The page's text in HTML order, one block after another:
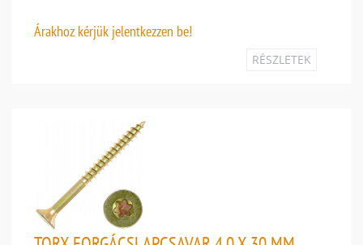
Árakhoz kérjük jelentkezzen be!
RÉSZLETEK